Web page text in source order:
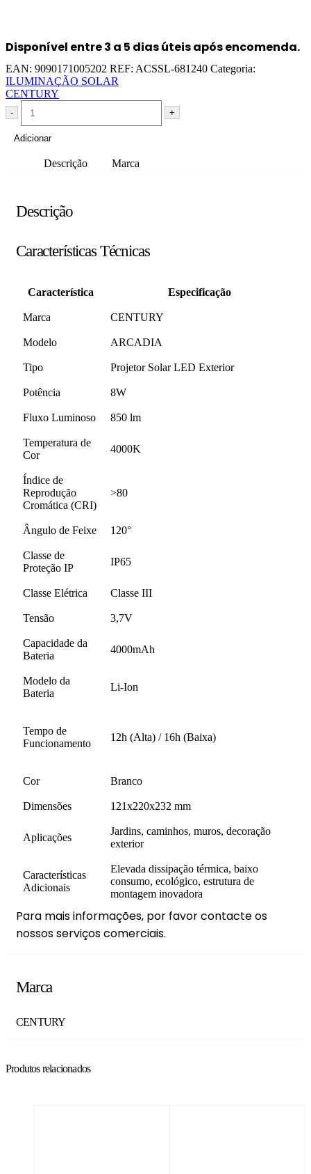
Disponível entre 3 a 5 dias úteis após encomenda.
EAN: 9090171005202 REF: ACSSL-681240 Categoria:
ILUMINAÇÃO SOLAR
CENTURY
- +
Adicionar
Descrição Marca
Descrição
Características Técnicas
Característica Especificação
Marca CENTURY
Modelo ARCADIA
Tipo Projetor Solar LED Exterior
Potência 8W
Fluxo Luminoso 850 lm
Temperatura de
Cor
4000K
Índice de
Reprodução
Cromática (CRI)
>80
Ângulo de Feixe 120°
Classe de
Proteção IP
IP65
Classe Elétrica Classe III
Tensão 3,7V
Capacidade da
Bateria
4000mAh
Modelo da
Bateria
Li-Ion
Tempo de
Funcionamento
12h (Alta) / 16h (Baixa)
Cor Branco
Dimensões 121x220x232 mm
Aplicações
Jardins, caminhos, muros, decoração
exterior
Características
Adicionais
Elevada dissipação térmica, baixo
consumo, ecológico, estrutura de
montagem inovadora
Para mais informações, por favor contacte os
nossos serviços comerciais.
Marca
CENTURY
Produtos relacionados